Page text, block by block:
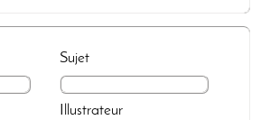
Sujet
Illustrateur